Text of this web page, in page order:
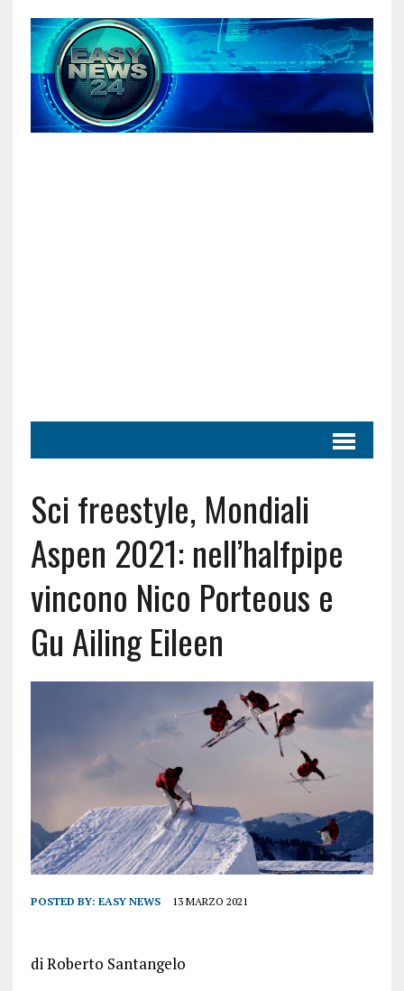
Sci freestyle, Mondiali
Aspen 2021: nell’halfpipe
vincono Nico Porteous e
Gu Ailing Eileen
POSTED BY: EASY NEWS 13 MARZO 2021
di Roberto Santangelo